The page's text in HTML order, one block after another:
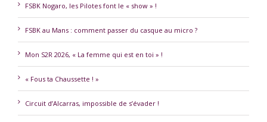
FSBK Nogaro, les Pilotes font le « show » !
FSBK au Mans : comment passer du casque au micro ?
Mon S2R 2026, « La femme qui est en toi » !
« Fous ta Chaussette ! »
Circuit d’Alcarras, impossible de s’évader !